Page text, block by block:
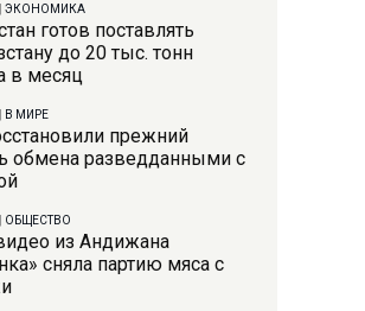
ЭКОНОМИКА
готов поставлять
до 20 тыс. тонн
в месяц
В МИРЕ
прежний
обмена разведданными с
ОБЩЕСТВО
из Андижана
сняла партию мяса с